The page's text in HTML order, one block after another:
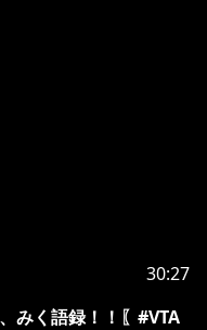
30:27
みく語録！！〖#VTA